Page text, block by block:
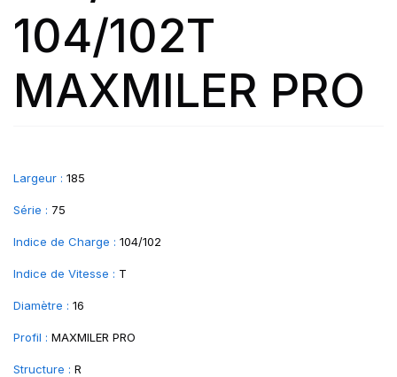
104/102T
MAXMILER PRO
Largeur : 185
Série : 75
Indice de Charge : 104/102
Indice de Vitesse : T
Diamètre : 16
Profil : MAXMILER PRO
Structure : R